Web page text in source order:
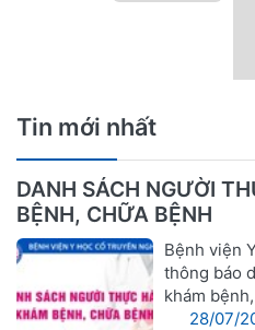
Tin mới nhất
DANH SÁCH NGƯỜI
BỆNH, CHỮA BỆNH
Bệnh viện
thông báo
khám
28/07/